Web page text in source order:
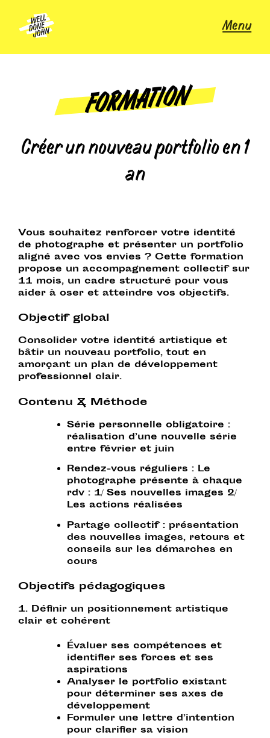
content
Menu
FORMATION
Créer un nouveau portfolio en 1
an
Vous souhaitez renforcer votre identité
de photographe et présenter un portfolio
aligné avec vos envies ? Cette formation
propose un accompagnement collectif sur
11 mois, un cadre structuré pour vous
aider à oser et atteindre vos objectifs.
Objectif global
Consolider votre identité artistique et
bâtir un nouveau portfolio, tout en
amorçant un plan de développement
professionnel clair.
Contenu & Méthode
Série personnelle obligatoire :
réalisation d’une nouvelle série
entre février et juin
Rendez-vous réguliers : Le
photographe présente à chaque
rdv : 1/ Ses nouvelles images 2/
Les actions réalisées
Partage collectif: présentation
des nouvelles images, retours et
conseils sur les démarches en
cours
Objectifs pédagogiques
1. Définir un positionnement artistique
clair et cohérent
Évaluerses compétences et
identifier ses forces et ses
aspirations
Analyserle portfolio existant
pour déterminer ses axes de
développement
Formulerune lettre d’intention
pour clarifier sa vision